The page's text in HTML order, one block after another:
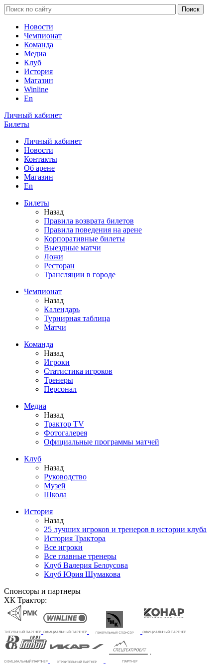
Новости
Чемпионат
Команда
Медиа
Клуб
История
Магазин
Winline
En
Личный кабинет
Билеты
Личный кабинет
Новости
Контакты
Об арене
Магазин
En
Билеты
Назад
Правила возврата билетов
Правила поведения на арене
Корпоративные билеты
Выездные матчи
Ложи
Ресторан
Трансляции в городе
Чемпионат
Назад
Календарь
Турнирная таблица
Матчи
Команда
Назад
Игроки
Статистика игроков
Тренеры
Персонал
Медиа
Назад
Трактор TV
Фотогалерея
Официальные программы матчей
Клуб
Назад
Руководство
Музей
Школа
История
Назад
25 лучших игроков и тренеров в истории клуба
История Трактора
Все игроки
Все главные тренеры
Клуб Валерия Белоусова
Клуб Юрия Шумакова
Спонсоры и партнеры
ХК Трактор: